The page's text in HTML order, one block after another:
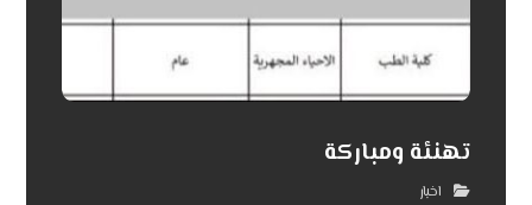
تهنئة ومباركة
اخبار